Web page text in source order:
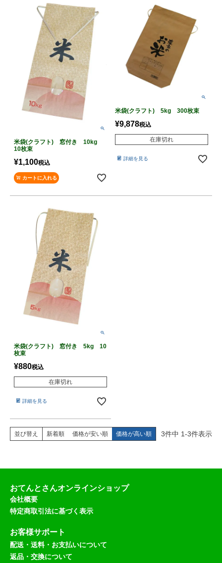
米袋(クラフト) 窓付き 10kg
10枚束
¥1,100税込
カートに入れる
米袋(クラフト) 5kg 300枚束
¥9,878税込
在庫切れ
詳細を見る
米袋(クラフト) 窓付き 5kg 10
枚束
¥880税込
在庫切れ
詳細を見る
並び替え 新着順 価格が安い順 価格が高い順 3件中 1-3件表示
おてんとさんオンラインショップ
会社概要
特定商取引法に基づく表示
お客様サポート
配送・送料・お支払いについて
返品・交換について